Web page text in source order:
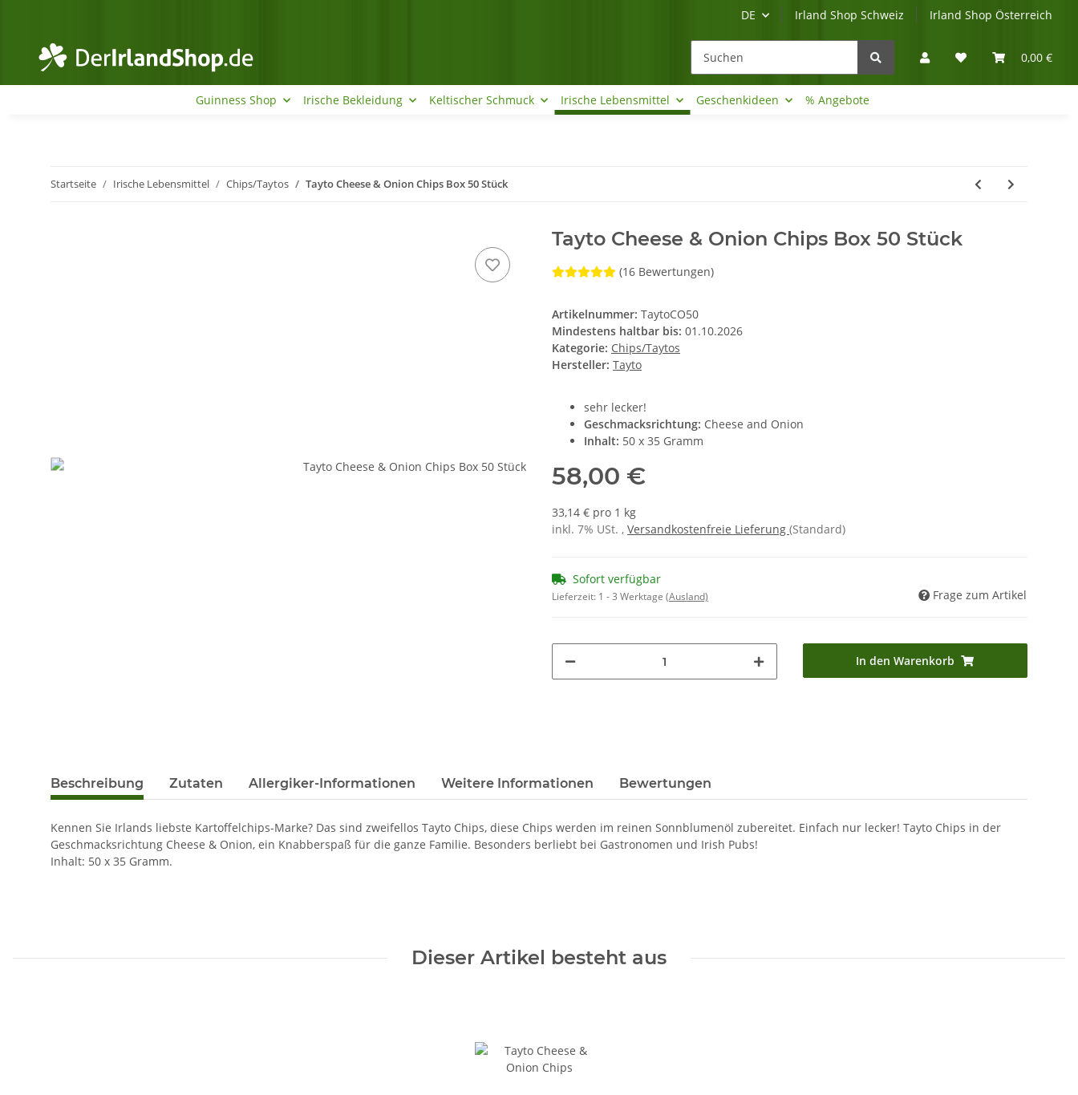
DE Irland Shop Schweiz Irland Shop Österreich
0,00 €
Guinness Shop Irische Bekleidung Keltischer Schmuck Irische Lebensmittel Geschenkideen % Angebote
Startseite Irische Lebensmittel Chips/Taytos Tayto Cheese & Onion Chips Box 50 Stück
Tayto Cheese & Onion Chips Box 50 Stück
(16 Bewertungen)
Artikelnummer: TaytoCO50
Mindestens haltbar bis: 01.10.2026
Kategorie: Chips/Taytos
Hersteller: Tayto
sehr lecker!
Geschmacksrichtung: Cheese and Onion
Inhalt: 50 x 35 Gramm
58,00 €
33,14 € pro 1 kg
inkl. 7% USt. , Versandkostenfreie Lieferung (Standard)
Sofort verfügbar
Lieferzeit: 1 - 3 Werktage (Ausland) Frage zum Artikel
In den Warenkorb
Beschreibung Zutaten Allergiker-Informationen Weitere Informationen Bewertungen
Kennen Sie Irlands liebste Kartoffelchips-Marke? Das sind zweifellos Tayto Chips, diese Chips werden im reinen Sonnblumenöl zubereitet. Einfach nur lecker! Tayto Chips in der
Geschmacksrichtung Cheese & Onion, ein Knabberspaß für die ganze Familie. Besonders berliebt bei Gastronomen und Irish Pubs!
Inhalt: 50 x 35 Gramm.
Dieser Artikel besteht aus